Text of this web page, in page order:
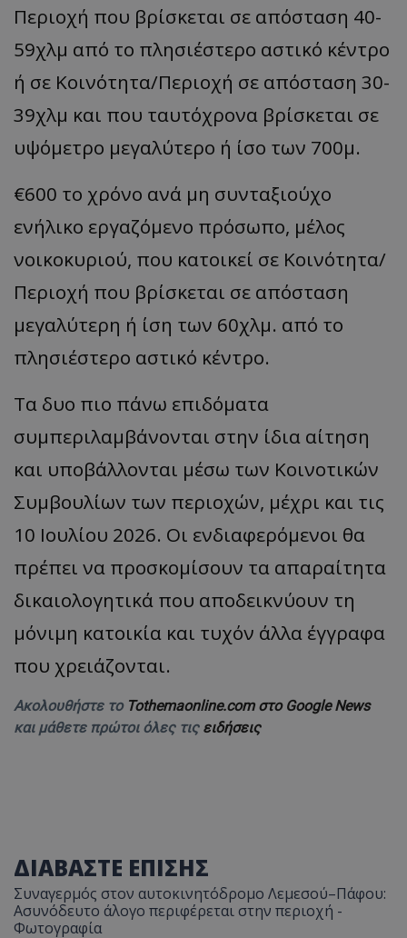
Περιοχή που βρίσκεται σε απόσταση 40-
59χλμ από το πλησιέστερο αστικό κέντρο
ή σε Κοινότητα/Περιοχή σε απόσταση 30-
39χλμ και που ταυτόχρονα βρίσκεται σε
υψόμετρο μεγαλύτερο ή ίσο των 700μ.
€600 το χρόνο ανά μη συνταξιούχο
ενήλικο εργαζόμενο πρόσωπο, μέλος
νοικοκυριού, που κατοικεί σε Κοινότητα/
Περιοχή που βρίσκεται σε απόσταση
μεγαλύτερη ή ίση των 60χλμ. από το
πλησιέστερο αστικό κέντρο.
Τα δυο πιο πάνω επιδόματα
συμπεριλαμβάνονται στην ίδια αίτηση
και υποβάλλονται μέσω των Κοινοτικών
Συμβουλίων των περιοχών, μέχρι και τις
10 Ιουλίου 2026. Οι ενδιαφερόμενοι θα
πρέπει να προσκομίσουν τα απαραίτητα
δικαιολογητικά που αποδεικνύουν τη
μόνιμη κατοικία και τυχόν άλλα έγγραφα
που χρειάζονται.
Ακολουθήστε το Tothemaonline.com στο Google News
και μάθετε πρώτοι όλες τις ειδήσεις
ΔΙΑΒΑΣΤΕ ΕΠΙΣΗΣ
Συναγερμός στον αυτοκινητόδρομο Λεμεσού–Πάφου:
Ασυνόδευτο άλογο περιφέρεται στην περιοχή -
Φωτογραφία